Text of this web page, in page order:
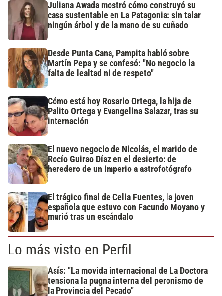
Juliana Awada mostró cómo construyó su
casa sustentable en La Patagonia: sin talar
ningún árbol y de la mano de su cuñado
Desde Punta Cana, Pampita habló sobre
Martín Pepa y se confesó: "No negocio la
falta de lealtad ni de respeto"
Cómo está hoy Rosario Ortega, la hija de
Palito Ortega y Evangelina Salazar, tras su
internación
El nuevo negocio de Nicolás, el marido de
Rocío Guirao Díaz en el desierto: de
heredero de un imperio a astrofotógrafo
El trágico final de Celia Fuentes, la joven
española que estuvo con Facundo Moyano y
murió tras un escándalo
Lo más visto en Perfil
Asís: "La movida internacional de La Doctora
tensiona la pugna interna del peronismo de
la Provincia del Pecado"